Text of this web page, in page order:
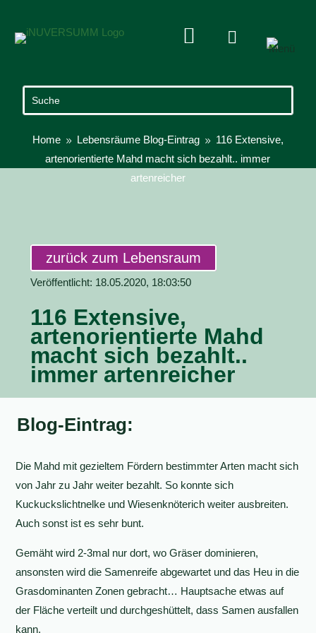
 
Home 9 Lebensräume Blog-Eintrag 9 116 Extensive,
artenorientierte Mahd macht sich bezahlt.. immer
artenreicher
zurück zum Lebensraum
Veröffentlicht: 18.05.2020, 18:03:50
116 Extensive,
artenorientierte Mahd
macht sich bezahlt..
immer artenreicher
Blog-Eintrag:
Die Mahd mit gezieltem Fördern bestimmter Arten macht sich
von Jahr zu Jahr weiter bezahlt. So konnte sich
Kuckuckslichtnelke und Wiesenknöterich weiter ausbreiten.
Auch sonst ist es sehr bunt.
Gemäht wird 2-3mal nur dort, wo Gräser dominieren,
ansonsten wird die Samenreife abgewartet und das Heu in die
Grasdominanten Zonen gebracht… Hauptsache etwas auf
der Fläche verteilt und durchgeshüttelt, dass Samen ausfallen
kann.